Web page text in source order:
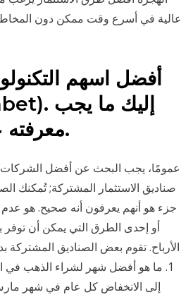
عالية في أسرع وقت ممكن دون
أفضل اسهم
معرفته عن الاستثمار في أفضل الأسهم التقنية.
عمومًا، يجب البحث عن أفضل الشركات
صناديق الاستثمار المشتركة; تُمكنك
جزء هو أنهم يعرفون أنه صحيح. هو
أو إحدى الطرق التي يمكن أن توفر
الأرباح. تقوم بعض الصناديق المشتركة
1. ما هو أفضل شهر لشراء الذهب في